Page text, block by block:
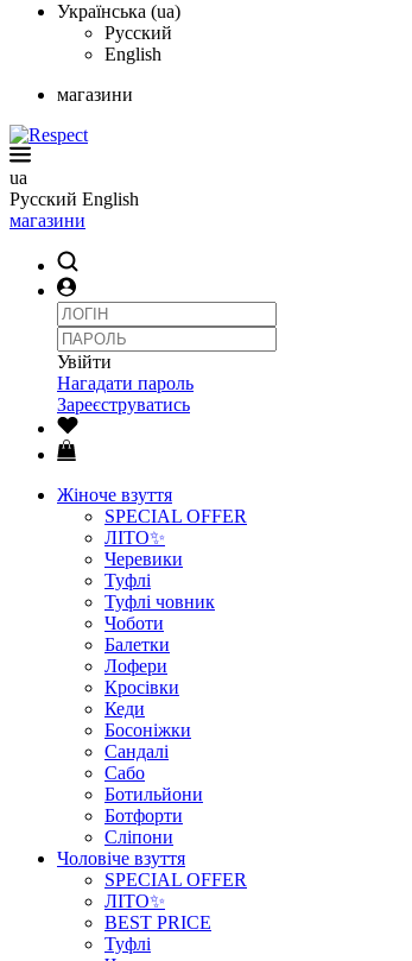
Українська (ua)
Русский
English
магазини
ua
Русский English
магазини
Увійти
Нагадати пароль
Зареєструватись
Жіноче взуття
SPECIAL OFFER
ЛІТО✨
Черевики
Туфлі
Туфлі човник
Чоботи
Балетки
Лофери
Кросівки
Кеди
Босоніжки
Сандалі
Сабо
Ботильйони
Ботфорти
Сліпони
Чоловіче взуття
SPECIAL OFFER
ЛІТО✨
BEST PRICE
Туфлі